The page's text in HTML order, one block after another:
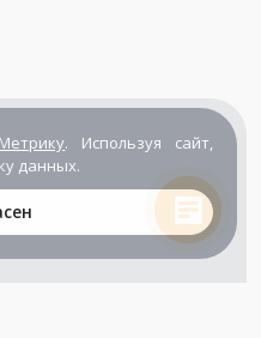
Метрику. Используя сайт,
данных.